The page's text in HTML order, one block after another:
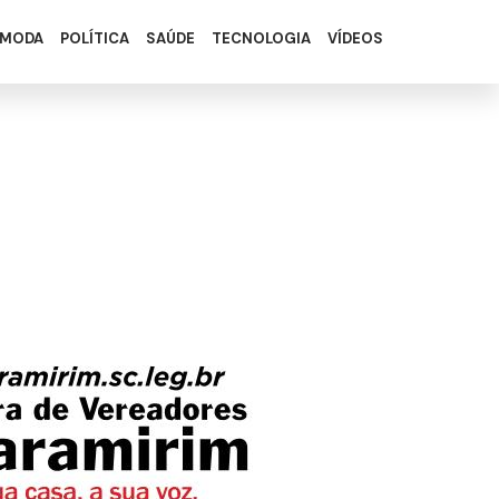
MODA POLÍTICA SAÚDE TECNOLOGIA VÍDEOS